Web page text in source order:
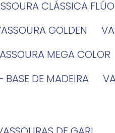
CLÁSSICA
VASSOURA GOLDEN
VASSOURA MEGA COLOR
BASE DE MADEIRA